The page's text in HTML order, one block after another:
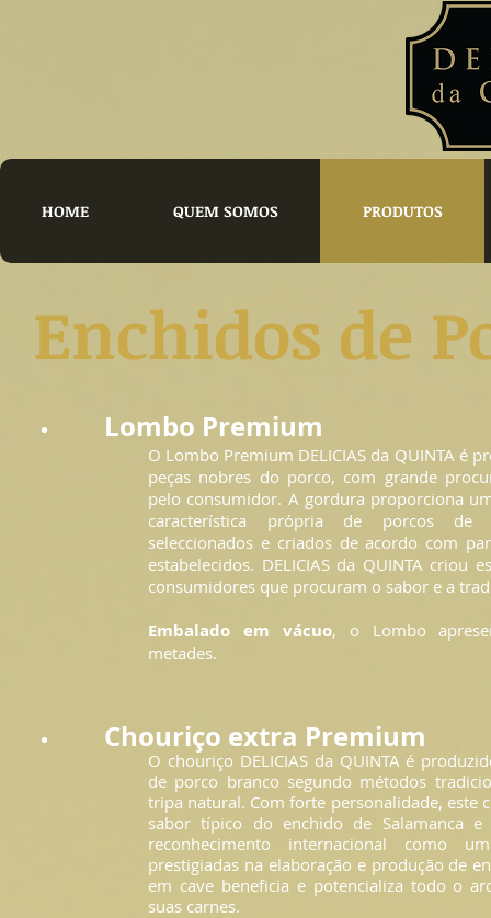
HOME QUEM SOMOS PRODUTOS
Enchidos de
Lombo Premium
O Lombo Premium DELICIAS da QUINTA é
peças nobres do porco, com grande
pelo consumidor. A gordura proporciona
característica própria de porcos de
seleccionados e criados de acordo com
estabelecidos. DELICIAS da QUINTA criou
consumidores que procuram o sabor e a
Embalado em vácuo, o Lombo
metades.
Chouriço extra Premium
O chouriço DELICIAS da QUINTA é
de porco branco segundo métodos
tripa natural. Com forte personalidade, este
sabor típico do enchido de Salamanca
reconhecimento internacional como
prestigiadas na elaboração e produção de
em cave beneficia e potencializa todo o
suas carnes.